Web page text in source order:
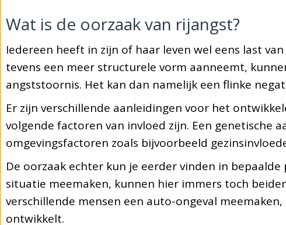
Wat is de oorzaak van rijangst?
Iedereen heeft in zijn of haar leven wel eens last
tevens een meer structurele vorm aanneemt,
angststoornis. Het kan dan namelijk een flinke
Er zijn verschillende aanleidingen voor het
volgende factoren van invloed zijn. Een genetische
omgevingsfactoren zoals bijvoorbeeld
De oorzaak echter kun je eerder vinden in
situatie meemaken, kunnen hier immers toch
verschillende mensen een auto-ongeval
ontwikkelt.